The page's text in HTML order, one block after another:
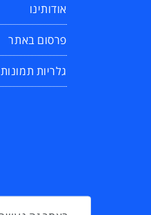
אודותינו
פרסום באתר
גלריות תמונות